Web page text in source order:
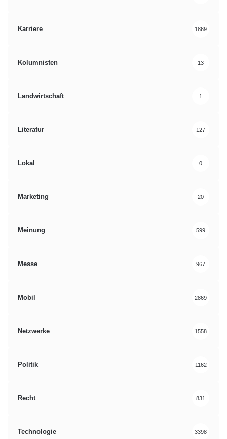
Karriere 1869
Kolumnisten 13
Landwirtschaft 1
Literatur 127
Lokal 0
Marketing 20
Meinung 599
Messe 967
Mobil 2869
Netzwerke 1558
Politik 1162
Recht 831
Technologie 3398